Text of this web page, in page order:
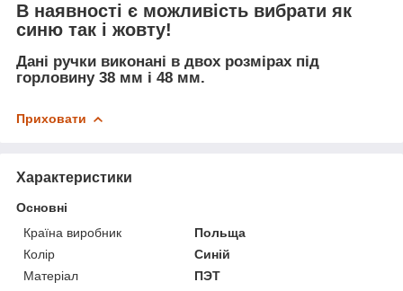
В наявності є можливість вибрати як
синю так і жовту!
Дані ручки виконані в двох розмірах під
горловину 38 мм і 48 мм.
Приховати
Характеристики
Основні
Країна виробник
Польща
Колір
Синій
Матеріал
ПЭТ